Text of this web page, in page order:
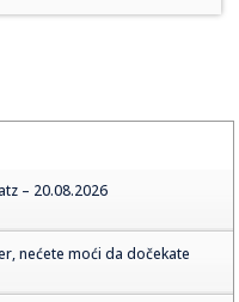
– 20.08.2026
nećete moći da dočekate